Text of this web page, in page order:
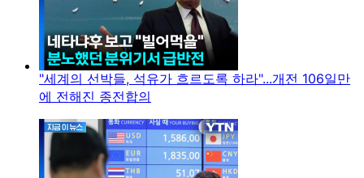
"세계의 선박들, 석유가 흐르도록 하라"...개전 106일만
에 전해진 종전합의